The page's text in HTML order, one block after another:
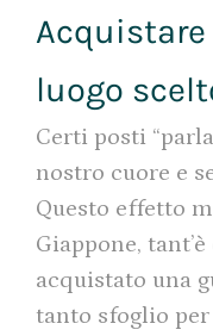
luogo
Certi posti
nostro cuore e
Questo effetto
Giappone,
acquistato una
tanto sfoglio